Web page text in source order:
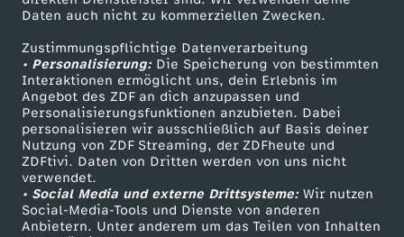
Daten auch nicht zu kommerziellen Zwecken.
Zustimmungspflichtige Datenverarbeitung
• Personalisierung:Die Speicherung von bestimmten
Interaktionen ermöglicht uns, dein Erlebnis im
Angebot des ZDF an dich anzupassen und
Personalisierungsfunktionen anzubieten. Dabei
personalisieren wir ausschließlich auf Basis deiner
Nutzung von ZDF Streaming, der ZDFheute und
ZDFtivi. Daten von Dritten werden von uns nicht
verwendet.
• Social Media und externe Drittsysteme:Wir nutzen
Social-Media-Tools und Dienste von anderen
Anbietern. Unter anderem um das Teilen von Inhalten
h
n
e
r
:
ZDFtext
Livestreams
Sendungen A-Z
TV-Programm
Tickets
Zuschauerservice
Hilfe
ZDF Unternehmen
Karriere